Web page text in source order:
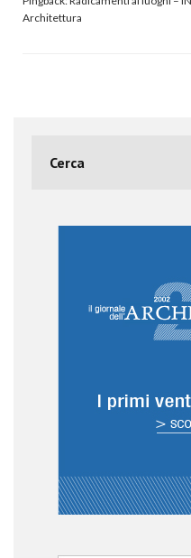
Architettura